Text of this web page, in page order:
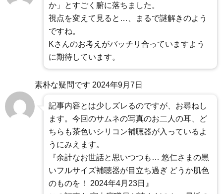
か」とすごく腑に落ちました。
視点を変えて見ると…、まるで謎解きのよう
ですね。
Kさんのお考えがバッチリ合っていますよう
に期待しています。
素朴な疑問です 2024年9月7日
記事内容とは少しズレるのですが、お尋ねし
ます。今回のサムネの写真のお二人の耳、ど
ちらも茶色いシリコン補聴器が入っているよ
うにみえます。
『余計なお世話と思いつつも… 悠仁さまの黒
いフルサイズ補聴器が目立ち過ぎ どうか肌色
のものを！ 2024年4月23日』